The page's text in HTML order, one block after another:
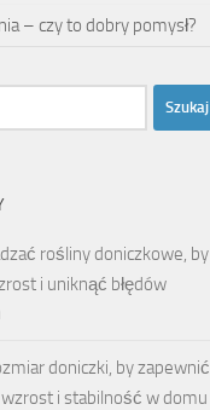
– czy to dobry pomysł?
rośliny doniczkowe, by
i uniknąć błędów
doniczki, by zapewnić
i stabilność w domu